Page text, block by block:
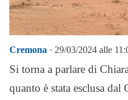
Cremona · 29/03/2024 alle
Si torna a parlare di
quanto è stata esclusa